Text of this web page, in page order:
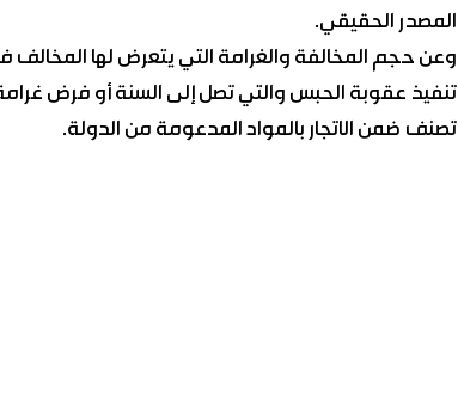
المصدر الحقيقي.
وعن حجم المخالفة والغرامة التي يتعرض لها المخالف
تنفيذ عقوبة الحبس والتي تصل إلى السنة أو فرض
تصنف ضمن الاتجار بالمواد المدعومة من الدولة.